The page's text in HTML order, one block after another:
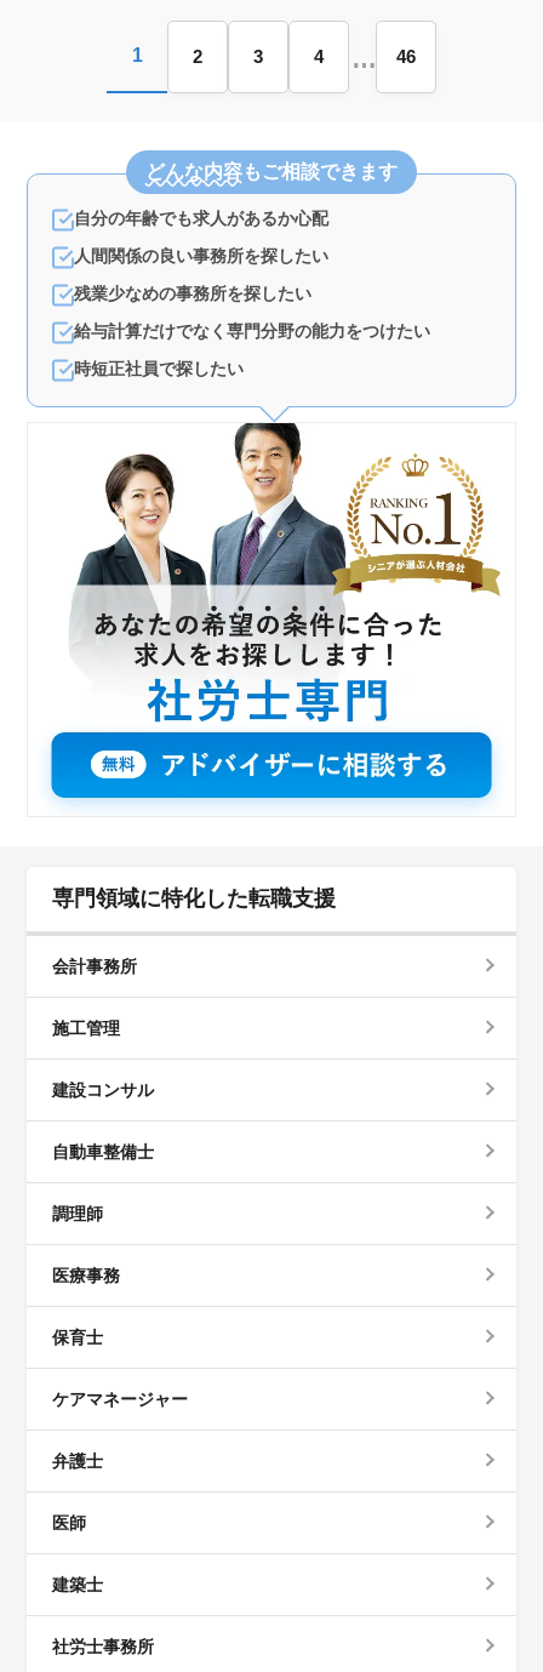
1 2 3 4 … 46
どんな内容もご相談できます
自分の年齢でも求人があるか心配
人間関係の良い事務所を探したい
残業少なめの事務所を探したい
給与計算だけでなく専門分野の能力をつけたい
時短正社員で探したい
専門領域に特化した転職支援
会計事務所
施工管理
建設コンサル
自動車整備士
調理師
医療事務
保育士
ケアマネージャー
弁護士
医師
建築士
社労士事務所